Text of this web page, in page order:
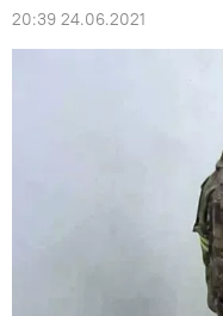
20:39 24.06.2021